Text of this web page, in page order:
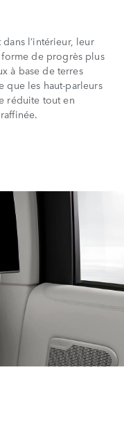
l’intérieur, leur
de progrès plus
à base de terres
que les haut-parleurs
réduite tout en